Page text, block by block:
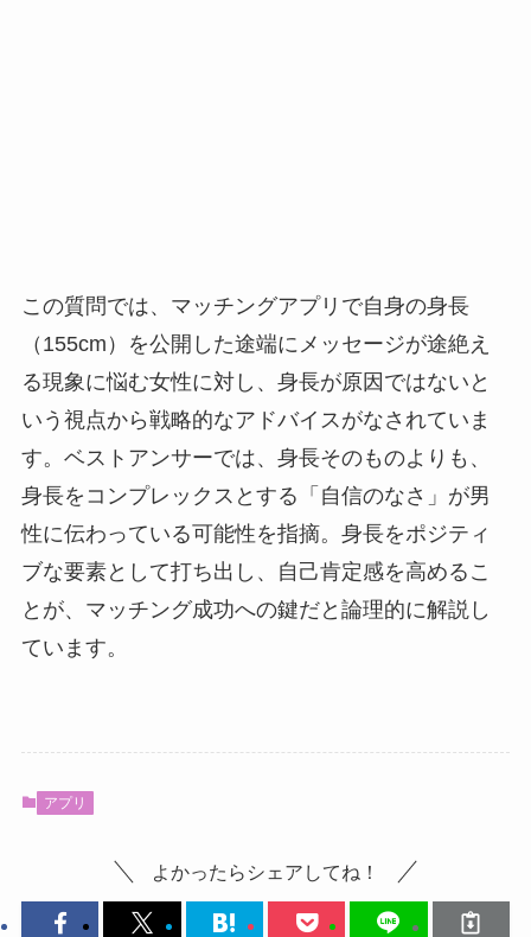
この質問では、マッチングアプリで自身の身長
（155cm）を公開した途端にメッセージが途絶え
る現象に悩む女性に対し、身長が原因ではないと
いう視点から戦略的なアドバイスがなされていま
す。ベストアンサーでは、身長そのものよりも、
身長をコンプレックスとする「自信のなさ」が男
性に伝わっている可能性を指摘。身長をポジティ
ブな要素として打ち出し、自己肯定感を高めるこ
とが、マッチング成功への鍵だと論理的に解説し
ています。
アプリ
よかったらシェアしてね！